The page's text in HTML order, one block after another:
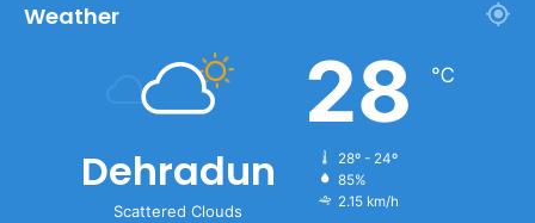
Weather
Dehradun
Scattered Clouds
28 ℃
28º - 24º
85%
2.15 km/h